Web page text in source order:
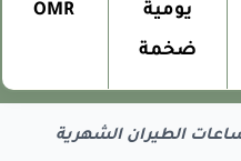
يومية
ضخمة
OMR
الطيران الشهرية